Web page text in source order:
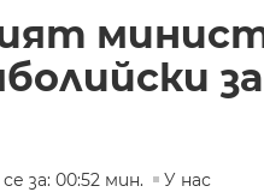
за: 00:52 мин. У нас